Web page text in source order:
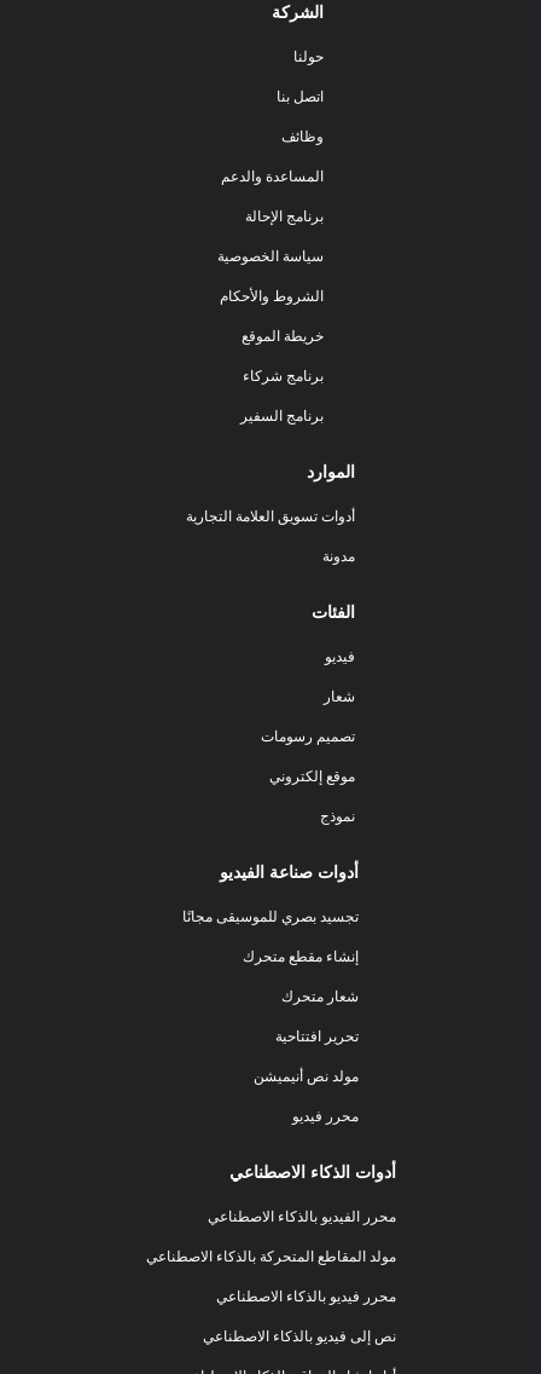
الشركة
حولنا
اتصل بنا
وظائف
المساعدة والدعم
برنامج الإحالة
سياسة الخصوصية
الشروط والأحكام
خريطة الموقع
برنامج شركاء
برنامج السفير
الموارد
أدوات تسويق العلامة التجارية
مدونة
الفئات
فيديو
شعار
تصميم رسومات
موقع إلكتروني
نموذج
أدوات صناعة الفيديو
تجسيد بصري للموسيقى مجانًا
إنشاء مقطع متحرك
شعار متحرك
تحرير افتتاحية
مولد نص أنيميشن
محرر فيديو
أدوات الذكاء الاصطناعي
محرر الفيديو بالذكاء الاصطناعي
مولد المقاطع المتحركة بالذكاء الاصطناعي
محرر فيديو بالذكاء الاصطناعي
نص إلى فيديو بالذكاء الاصطناعي